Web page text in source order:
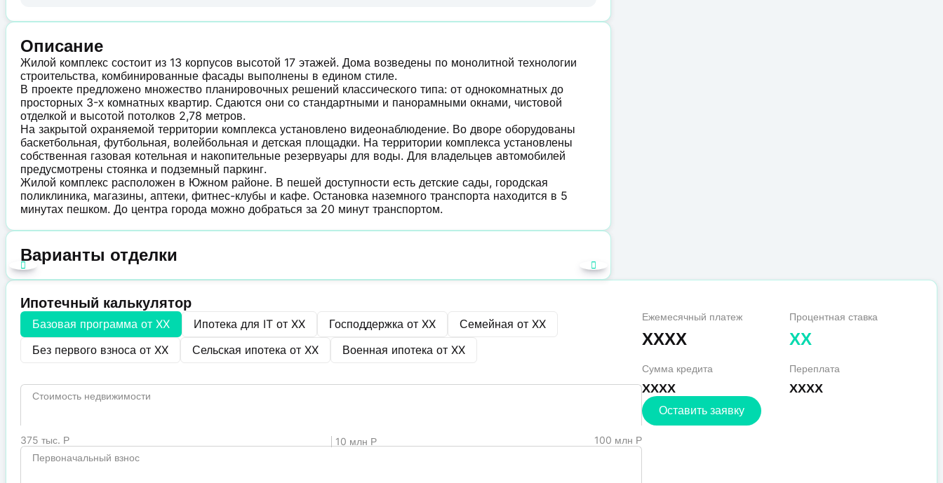
Описание
Жилой комплекс состоит из 13 корпусов высотой 17 этажей. Дома возведены по монолитной технологии
строительства, комбинированные фасады выполнены в едином стиле.
В проекте предложено множество планировочных решений классического типа: от однокомнатных до
просторных 3-х комнатных квартир. Сдаются они со стандартными и панорамными окнами, чистовой
отделкой и высотой потолков 2,78 метров.
На закрытой охраняемой территории комплекса установлено видеонаблюдение. Во дворе оборудованы
баскетбольная, футбольная, волейбольная и детская площадки. На территории комплекса установлены
собственная газовая котельная и накопительные резервуары для воды. Для владельцев автомобилей
предусмотрены стоянка и подземный паркинг.
Жилой комплекс расположен в Южном районе. В пешей доступности есть детские сады, городская
поликлиника, магазины, аптеки, фитнес-клубы и кафе. Остановка наземного транспорта находится в 5
минутах пешком. До центра города можно добраться за 20 минут транспортом.
Варианты отделки
Ипотечный калькулятор
Базовая программа от XX Ипотека для IT от XX Господдержка от XX Семейная от XX
Без первого взноса от XX Сельская ипотека от XX Военная ипотека от XX
Стоимость недвижимости
375 тыс. Р 10 млн Р
100 млн Р
Первоначальный взнос
Ежемесячный платеж
XXXX
Процентная ставка
XX
Сумма кредита
XXXX
Переплата
XXXX
Оставить заявку